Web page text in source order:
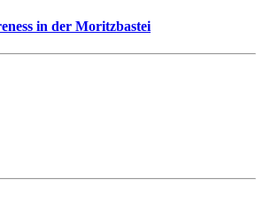
in der Moritzbastei